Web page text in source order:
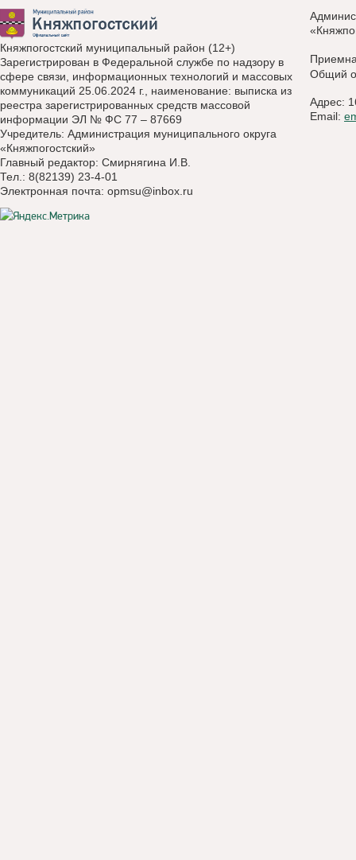
Княжпогостский муниципальный район (12+)
Зарегистрирован в Федеральной службе по надзору в
сфере связи, информационных технологий и массовых
коммуникаций 25.06.2024 г., наименование: выписка из
реестра зарегистрированных средств массовой
информации ЭЛ № ФС 77 – 87669
Учредитель: Администрация муниципального округа
«Княжпогостский»
Главный редактор: Смирнягина И.В.
Тел.: 8(82139) 23-4-01
Электронная почта: opmsu@inbox.ru
Общий
Адрес:
Email: